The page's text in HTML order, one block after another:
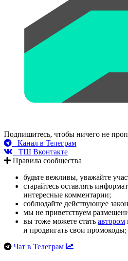
Подпишитесь, чтобы ничего не
Канал в Телеграм
ТШ Вконтакте
Правила сообщества
будьте вежливы, уважайте
старайтесь оставлять
интересные комментарии;
соблюдайте действующее
мы не приветствуем
вы тоже можете стать автором
и продвигать свои промокоды;
Чат в Телеграм